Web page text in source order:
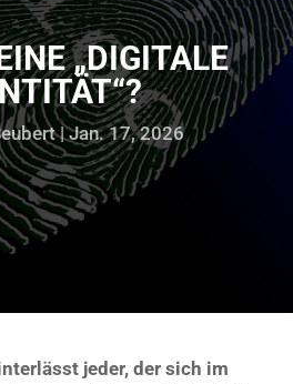
„DIGITALE
|Jan. 17, 2026
jeder, der sich im